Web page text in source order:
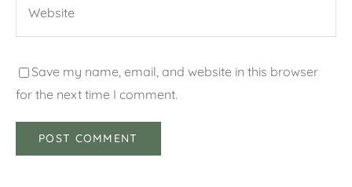
Save my name, email, and website in this browser
for the next time I comment.